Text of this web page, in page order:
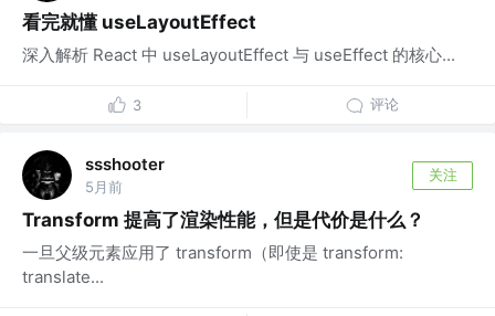
看完就懂 useLayoutEffect
深入解析 React 中 useLayoutEffect 与 useEffect 的核心...
3 评论
ssshooter
5月前
关注
Transform 提高了渲染性能，但是代价是什么？
一旦父级元素应用了 transform（即使是 transform:
translate...